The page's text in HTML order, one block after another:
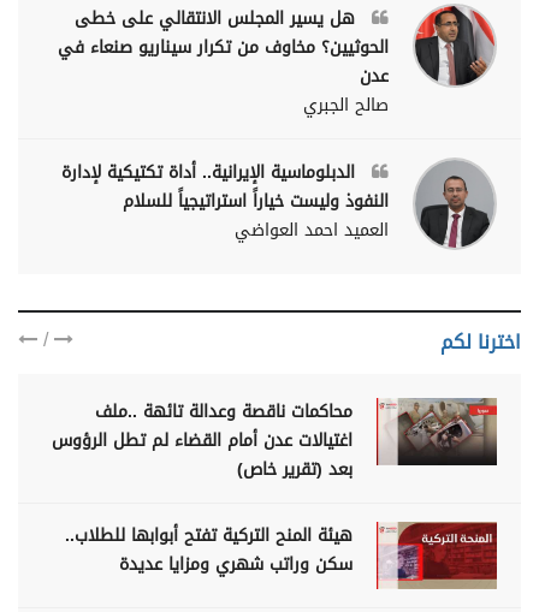
هل يسير المجلس الانتقالي على خطى
الحوثيين؟ مخاوف من تكرار سيناريو صنعاء في
عدن
صالح الجبري
الدبلوماسية الإيرانية.. أداة تكتيكية لإدارة
النفوذ وليست خياراً استراتيجياً للسلام
العميد احمد العواضي
اخترنا لكم /
محاكمات ناقصة وعدالة تائهة ..ملف
اغتيالات عدن أمام القضاء لم تطل الرؤوس
بعد (تقرير خاص)
هيئة المنح التركية تفتح أبوابها للطلاب..
سكن وراتب شهري ومزايا عديدة